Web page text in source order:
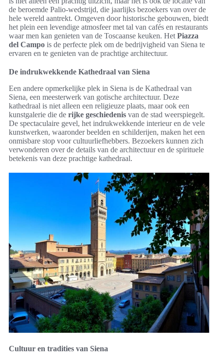
de beroemde Palio-wedstrijd, die jaarlijks bezoekers van over de
hele wereld aantrekt. Omgeven door historische gebouwen, biedt
het plein een levendige atmosfeer met tal van cafés en restaurants
waar men kan genieten van de Toscaanse keuken. Het Piazza
del Campo is de perfecte plek om de bedrijvigheid van Siena te
ervaren en te genieten van de prachtige architectuur.
De indrukwekkende Kathedraal van Siena
Een andere opmerkelijke plek in Siena is de Kathedraal van
Siena, een meesterwerk van gotische architectuur. Deze
kathedraal is niet alleen een religieuze plaats, maar ook een
kunstgalerie die de rijke geschiedenis van de stad weerspiegelt.
De spectaculaire gevel, het indrukwekkende interieur en de vele
kunstwerken, waaronder beelden en schilderijen, maken het een
onmisbare stop voor cultuurliefhebbers. Bezoekers kunnen zich
verwonderen over de details van de architectuur en de spirituele
betekenis van deze prachtige kathedraal.
Cultuur en tradities van Siena